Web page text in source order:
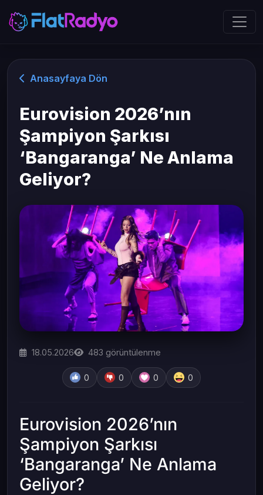
Anasayfaya Dön
Eurovision 2026’nın
Şampiyon Şarkısı
‘Bangaranga’ Ne Anlama
Geliyor?
18.05.2026 483 görüntülenme
0 0 0 0
Eurovision 2026’nın
Şampiyon Şarkısı
‘Bangaranga’ Ne Anlama
Geliyor?